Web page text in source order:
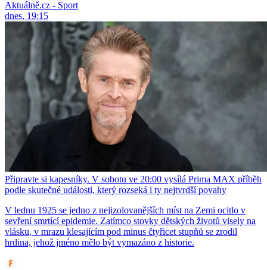
Aktuálně.cz - Sport
dnes, 19:15
Připravte si kapesníky. V sobotu ve 20:00 vysílá Prima MAX příběh
podle skutečné události, který rozseká i ty nejtvrdší povahy
V lednu 1925 se jedno z nejizolovanějších míst na Zemi ocitlo v
sevření smrtící epidemie. Zatímco stovky dětských životů visely na
vlásku, v mrazu klesajícím pod minus čtyřicet stupňů se zrodil
hrdina, jehož jméno mělo být vymazáno z historie.